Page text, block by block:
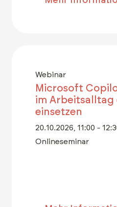
Webinar
Microsoft
im
einsetzen
20.10.2026, 11:00 -
Onlineseminar